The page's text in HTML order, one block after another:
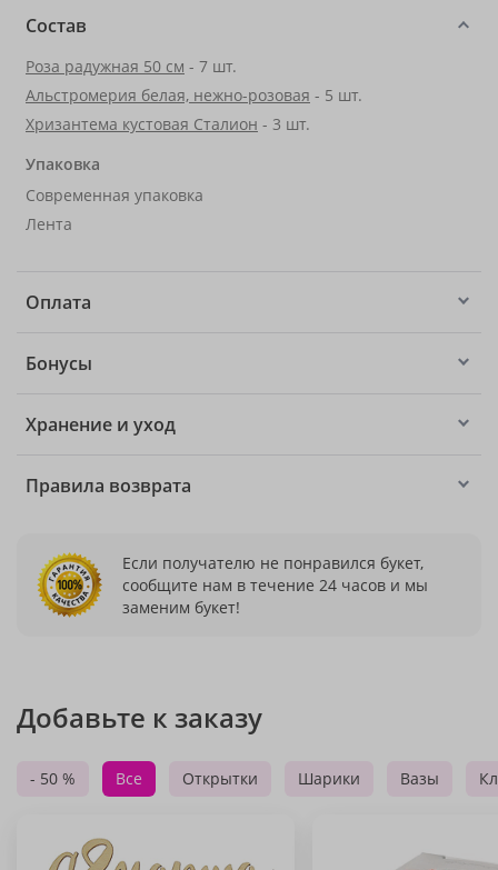
Состав
Роза радужная 50 см - 7 шт.
Альстромерия белая, нежно-розовая - 5 шт.
Хризантема кустовая Сталион - 3 шт.
Упаковка
Современная упаковка
Лента
Оплата
Бонусы
Хранение и уход
Правила возврата
Если получателю не понравился букет,
сообщите нам в течение 24 часов и мы
заменим букет!
Добавьте к заказу
- 50 % Все Открытки Шарики Вазы